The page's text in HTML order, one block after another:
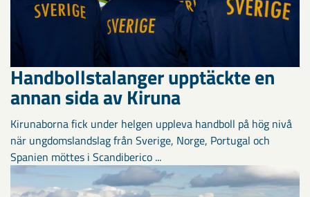
Handbollstalanger upptäckte en
annan sida av Kiruna
Kirunaborna fick under helgen uppleva handboll på hög nivå
när ungdomslandslag från Sverige, Norge, Portugal och
Spanien möttes i Scandiberico ...